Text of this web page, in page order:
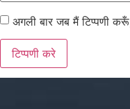
अगली बार जब मैं टिप्पणी